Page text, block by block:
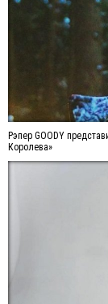
Рэпер GOODY
Королева»